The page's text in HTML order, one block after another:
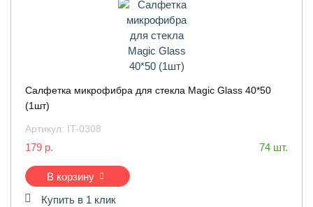
Салфетка микрофибра для стекла Magic Glass 40*50
(1шт)
Артикул: IT-0308
179 р. 74 шт.
В корзину
Купить в 1 клик